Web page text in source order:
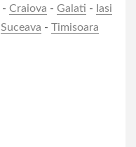
- Craiova - Galati - Iasi
Suceava - Timisoara